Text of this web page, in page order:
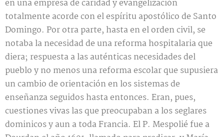
en una empresa de caridad y evangelización
totalmente acorde con el espíritu apostólico de Santo
Domingo. Por otra parte, hasta en el orden civil, se
notaba la necesidad de una reforma hospitalaria que
diera; respuesta a las auténticas necesidades del
pueblo y no menos una reforma escolar que supusiera
un cambio de orientación en los sistemas de
enseñanza seguidos hasta entonces. Eran, pues,
cuestiones vivas las que preocupaban a los seglares
dominicos y aun a toda Francia. El P. Mespolié fue a